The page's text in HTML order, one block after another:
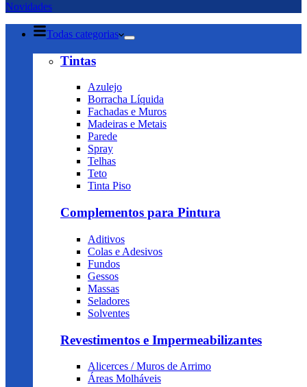
Novidades
Todas categorias
Tintas
Azulejo
Borracha Líquida
Fachadas e Muros
Madeiras e Metais
Parede
Spray
Telhas
Teto
Tinta Piso
Complementos para Pintura
Aditivos
Colas e Adesivos
Fundos
Gessos
Massas
Seladores
Solventes
Revestimentos e Impermeabilizantes
Alicerces / Muros de Arrimo
Áreas Molháveis